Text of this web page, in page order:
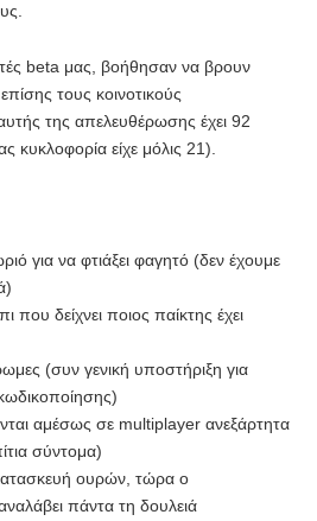
beta μας, βοήθησαν να βρουν
τους κοινοτικούς
της απελευθέρωσης έχει 92
κυκλοφορία είχε μόλις 21).
για να φτιάξει φαγητό (δεν έχουμε
δείχνει ποιος παίκτης έχει
(συν γενική υποστήριξη για
αμέσως σε multiplayer ανεξάρτητα
σύντομα)
ουρών, τώρα ο
πάντα τη δουλειά